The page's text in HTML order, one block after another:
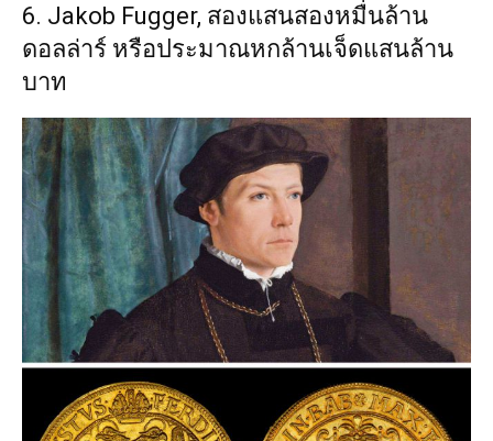
6. Jakob Fugger, สองแสนสองหมื่นล้าน
ดอลล่าร์ หรือประมาณหกล้านเจ็ดแสนล้าน
บาท